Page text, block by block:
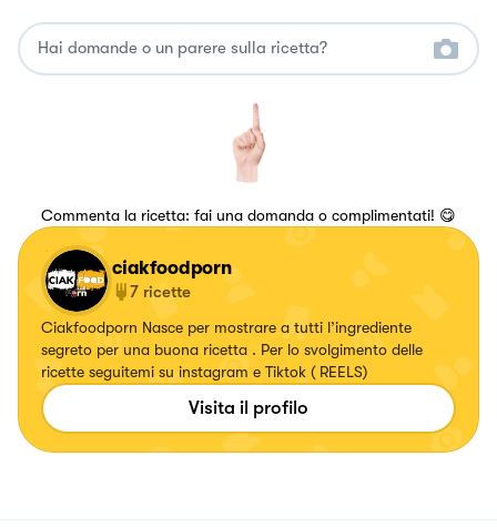
Commenta la ricetta: fai una domanda o complimentati! 😋
ciakfoodporn
7 ricette
Ciakfoodporn Nasce per mostrare a tutti l’ingrediente
segreto per una buona ricetta . Per lo svolgimento delle
ricette seguitemi su instagram e Tiktok ( REELS)
Visita il profilo